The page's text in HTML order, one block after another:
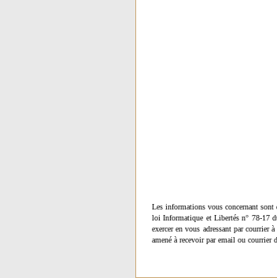
Les informations vous concernant
loi Informatique et Libertés n° 78-17
exercer en vous adressant par
amené à recevoir par email ou courrier